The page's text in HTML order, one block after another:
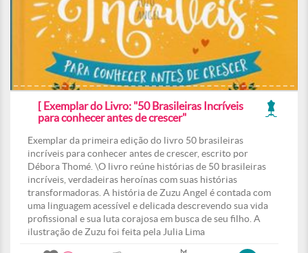
[ Exemplar do Livro: "50 Brasileiras Incríveis
para conhecer antes de crescer"
Exemplar da primeira edição do livro 50 brasileiras
incríveis para conhecer antes de crescer, escrito por
Débora Thomé. \O livro reúne histórias de 50 brasileiras
incríveis, verdadeiras heroínas com suas histórias
transformadoras. A história de Zuzu Angel é contada com
uma linguagem acessível e delicada descrevendo sua vida
profissional e sua luta corajosa em busca de seu filho. A
ilustração de Zuzu foi feita pela Julia Lima